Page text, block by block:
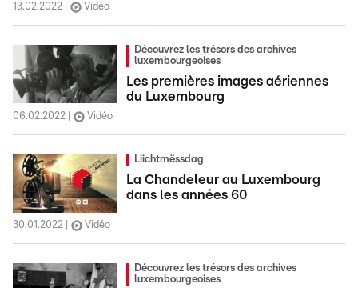
13.02.2022 Vidéo
Découvrez les trésors des archives
luxembourgeoises
Les premières images aériennes
du Luxembourg
06.02.2022 Vidéo
Liichtmëssdag
La Chandeleur au Luxembourg
dans les années 60
30.01.2022 Vidéo
Découvrez les trésors des archives
luxembourgeoises